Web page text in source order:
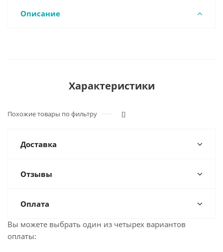
Описание
Характеристики
Похожие товары по фильтру []
Доставка
Отзывы
Оплата
Вы можете выбрать один из четырех вариантов
оплаты: